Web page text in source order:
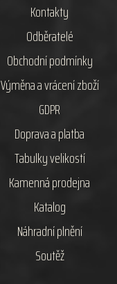
Kontakty
Odběratelé
Obchodní podmínky
Výměna a vrácení zboží
GDPR
Doprava a platba
Tabulky velikostí
Kamenná prodejna
Katalog
Náhradní plnění
Soutěž